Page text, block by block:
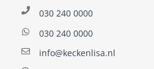
030 240 0000
030 240 0000
info@keckenlisa.nl